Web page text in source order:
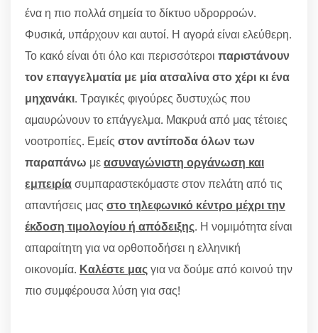
ένα η πιο πολλά σημεία το δίκτυο υδρορροών.
Φυσικά, υπάρχουν και αυτοί. Η αγορά είναι ελεύθερη.
Το κακό είναι ότι όλο και περισσότεροι παριστάνουν
τον επαγγελματία με μία ατσαλίνα στο χέρι κι ένα
μηχανάκι. Τραγικές φιγούρες δυστυχώς που
αμαυρώνουν το επάγγελμα. Μακρυά από μας τέτοιες
νοοτροπίες. Εμείς στον αντίποδα όλων των
παραπάνω μεασυναγώνιστη οργάνωση και
εμπειρίασυμπαραστεκόμαστε στον πελάτη από τις
απαντήσεις μας στο τηλεφωνικό κέντρο μέχρι την
έκδοση τιμολογίου ή απόδειξης. Η νομιμότητα είναι
απαραίτητη για να ορθοποδήσει η ελληνική
οικονομία. Καλέστε μαςγια να δούμε από κοινού την
πιο συμφέρουσα λύση για σας!